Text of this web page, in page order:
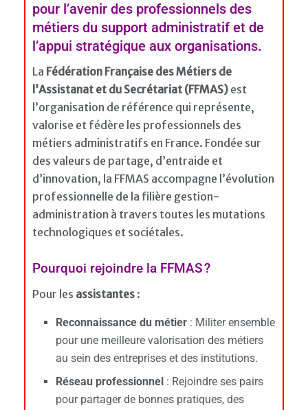
pour l’avenir des professionnels des
métiers du support administratif et de
l’appui stratégique aux organisations.
La Fédération Française des Métiers de
l’Assistanat et du Secrétariat (FFMAS) est
l’organisation de référence qui représente,
valorise et fédère les professionnels des
métiers administratifs en France. Fondée sur
des valeurs de partage, d’entraide et
d’innovation, la FFMAS accompagne l’évolution
professionnelle de la filière gestion-
administration à travers toutes les mutations
technologiques et sociétales.
Pourquoi rejoindre la FFMAS ?
Pour les assistantes :
Reconnaissance du métier : Militer ensemble
pour une meilleure valorisation des métiers
au sein des entreprises et des institutions.
Réseau professionnel : Rejoindre ses pairs
pour partager de bonnes pratiques, des